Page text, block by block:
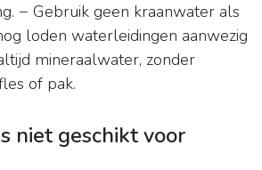
− Gebruik geen kraanwater als
loden waterleidingen aanwezig
mineraalwater, zonder
of pak.
niet geschikt voor